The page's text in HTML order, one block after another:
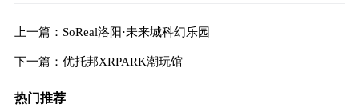
上一篇： SoReal洛阳·未来城科幻乐园
下一篇： 优托邦XRPARK潮玩馆
热门推荐